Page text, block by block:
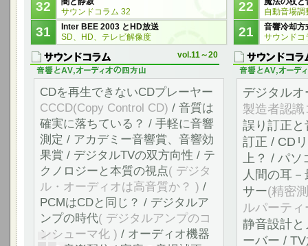
32
サウンドコラム 32
31
Inter BEE 2003 とHD放送
SD、HD、テレビ解像度
22
自動音場調
21
音響冷却方
サウンドコ
vol.11～20
CDを再生できないCDプレーヤー
CCCD(Copy Control CD) / 音質は
確実に落ちている？ / 手軽に音響
測定 / アカデミー音響賞、音響効
果賞 / デジタルTVの双方向性 / テ
クノロジーと本質の視点( デジタ
ル・オーディオは高音質か？ ) /
PCMはCDと同じ？ / デジタルア
ンプの時代( デジタルアンプのコ
ンシューマ化 ) / オーディオ機器
デジタル
製造者認
誤り訂正
訂正 / CD
上？ / パソ
人間の耳
サー(精密
ルパーティ
静音設計と
ーバー /